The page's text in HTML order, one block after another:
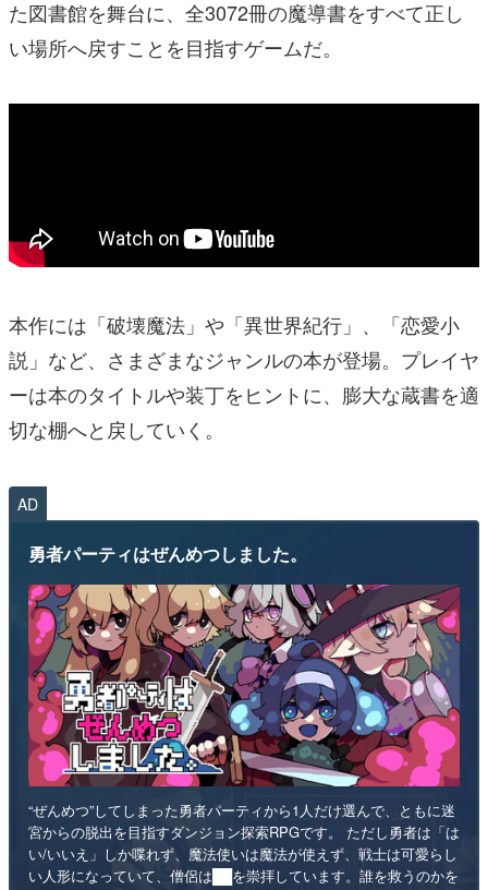
た図書館を舞台に、全3072冊の魔導書をすべて正し
い場所へ戻すことを目指すゲームだ。
本作には「破壊魔法」や「異世界紀行」、「恋愛小
説」など、さまざまなジャンルの本が登場。プレイヤ
ーは本のタイトルや装丁をヒントに、膨大な蔵書を適
切な棚へと戻していく。
AD
勇者パーティはぜんめつしました。
“ぜんめつ”してしまった勇者パーティから1人だけ選んで、ともに迷
宮からの脱出を目指すダンジョン探索RPGです。 ただし勇者は「は
い/いいえ」しか喋れず、魔法使いは魔法が使えず、戦士は可愛らし
い人形になっていて、僧侶は██を崇拝しています。誰を救うのかを